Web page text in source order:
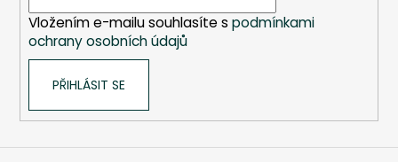
Vložením e-mailu souhlasíte s podmínkami
ochrany osobních údajů
PŘIHLÁSIT SE